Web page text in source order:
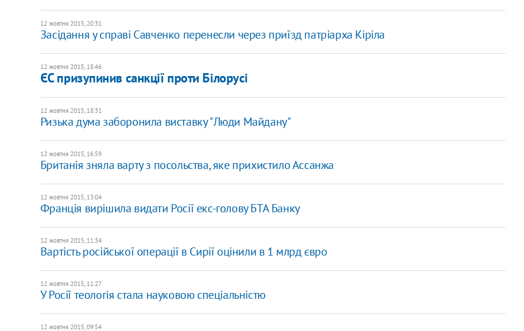
12 жовтня 2015, 20:31
Засідання у справі Савченко перенесли через приїзд патріарха Кіріла
12 жовтня 2015, 18:46
ЄС призупинив санкції проти Білорусі
12 жовтня 2015, 18:31
Ризька дума заборонила виставку "Люди Майдану"
12 жовтня 2015, 16:59
Британія зняла варту з посольства, яке прихистило Ассанжа
12 жовтня 2015, 13:04
Франція вирішила видати Росії екс-голову БТА Банку
12 жовтня 2015, 11:34
Вартість російської операції в Сирії оцінили в 1 млрд євро
12 жовтня 2015, 11:27
У Росії теологія стала науковою спеціальністю
12 жовтня 2015, 09:54